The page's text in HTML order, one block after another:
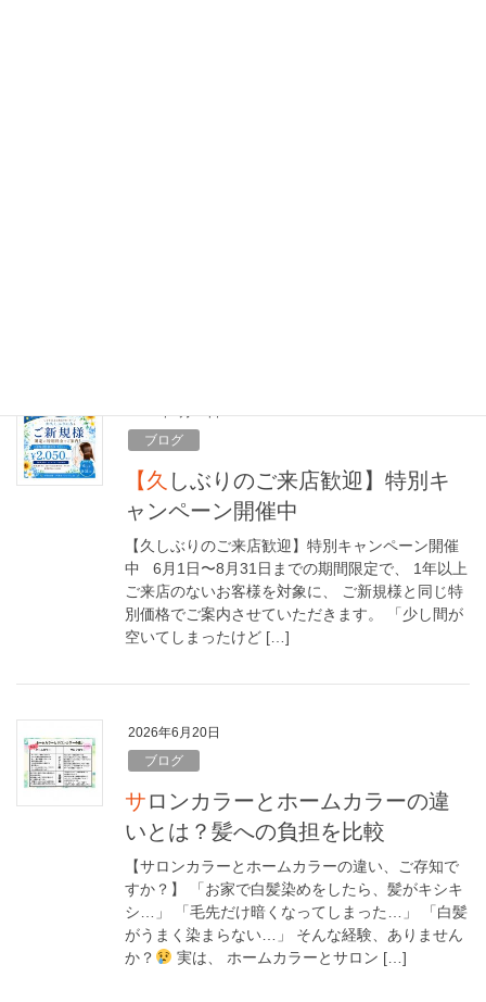
2026年6月27日
ブログ
【久しぶりのご来店歓迎】特別キ
ャンペーン開催中
【久しぶりのご来店歓迎】特別キャンペーン開催
中 6月1日〜8月31日までの期間限定で、 1年以上
ご来店のないお客様を対象に、 ご新規様と同じ特
別価格でご案内させていただきます。 「少し間が
空いてしまったけど […]
2026年6月20日
ブログ
サロンカラーとホームカラーの違
いとは？髪への負担を比較
【サロンカラーとホームカラーの違い、ご存知で
すか？】 「お家で白髪染めをしたら、髪がキシキ
シ…」 「毛先だけ暗くなってしまった…」 「白髪
がうまく染まらない…」 そんな経験、ありません
か？
実は、 ホームカラーとサロン […]